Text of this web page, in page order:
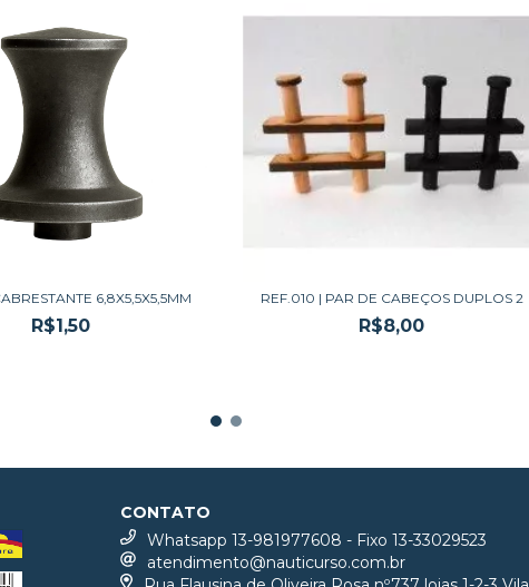
6,8X5,5X5,5MM
R$1,50
REF.010 | PAR DE CABEÇOS DUPLOS 2
R$8,00
CONTATO
Whatsapp 13-981977608 - Fixo 13-33029523
atendimento@nauticurso.com.br